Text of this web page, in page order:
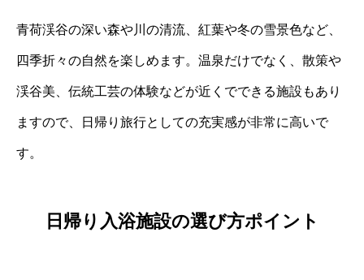
青荷渓谷の深い森や川の清流、紅葉や冬の雪景色など、
四季折々の自然を楽しめます。温泉だけでなく、散策や
渓谷美、伝統工芸の体験などが近くでできる施設もあり
ますので、日帰り旅行としての充実感が非常に高いで
す。
日帰り入浴施設の選び方ポイント